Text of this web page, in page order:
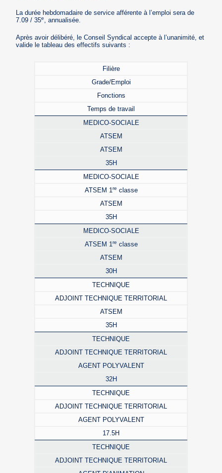
La durée hebdomadaire de service afférente à l’emploi sera de
7.09 / 35e, annualisée.
Après avoir délibéré, le Conseil Syndical accepte à l’unanimité, et
valide le tableau des effectifs suivants :
Filière
Grade/Emploi
Fonctions
Temps de travail
MEDICO-SOCIALE
ATSEM
ATSEM
35H
MEDICO-SOCIALE
ATSEM 1re classe
ATSEM
35H
MEDICO-SOCIALE
ATSEM 1re classe
ATSEM
30H
TECHNIQUE
ADJOINT TECHNIQUE TERRITORIAL
ATSEM
35H
TECHNIQUE
ADJOINT TECHNIQUE TERRITORIAL
AGENT POLYVALENT
32H
TECHNIQUE
ADJOINT TECHNIQUE TERRITORIAL
AGENT POLYVALENT
17.5H
TECHNIQUE
ADJOINT TECHNIQUE TERRITORIAL